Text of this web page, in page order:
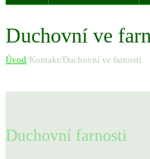
Duchovní ve
Úvod/Kontakt/Duchovní ve farnosti
Duchovní farnosti